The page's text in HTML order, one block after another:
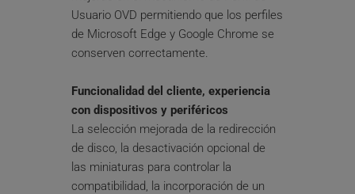
Usuario OVD permitiendo que los perfiles
de Microsoft Edge y Google Chrome se
conserven correctamente.
Funcionalidad del cliente, experiencia
con dispositivos y periféricos
La selección mejorada de la redirección
de disco, la desactivación opcional de
las miniaturas para controlar la
compatibilidad, la incorporación de un